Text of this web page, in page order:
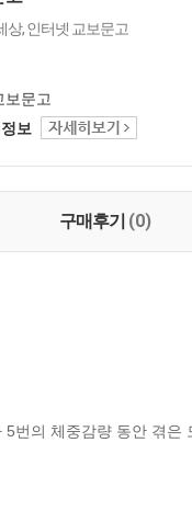
상, 인터넷 교보문고
보문고
보
구매후기 (0)
번의 체중감량 동안 겪